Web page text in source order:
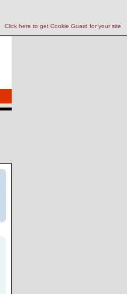
Click here to get Cookie Guard for your site